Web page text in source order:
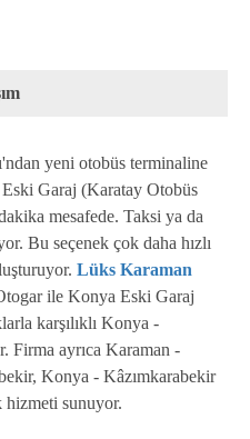
yeni otobüs terminaline
Garaj (Karatay Otobüs
mesafede. Taksi ya da
Bu seçenek çok daha hızlı
Lüks Karaman
ile Konya Eski Garaj
karşılıklı Konya -
Firma ayrıca Karaman -
Konya - Kâzımkarabekir
sunuyor.